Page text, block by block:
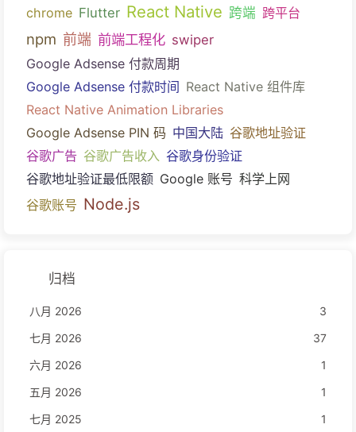
chrome Flutter React Native 跨端 跨平台
npm 前端 前端工程化 swiper
Google Adsense 付款周期
Google Adsense 付款时间 React Native 组件库
React Native Animation Libraries
Google Adsense PIN 码 中国大陆 谷歌地址验证
谷歌广告 谷歌广告收入 谷歌身份验证
谷歌地址验证最低限额 Google 账号 科学上网
谷歌账号 Node.js
归档
八月 2026
3
七月 2026
37
六月 2026
1
五月 2026
1
七月 2025
1